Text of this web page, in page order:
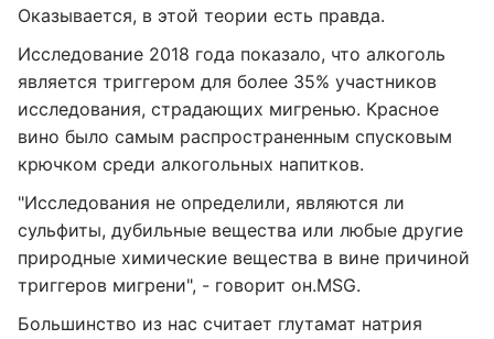
Оказывается, в этой теории есть правда.
Исследование 2018 года показало, что алкоголь
является триггером для более 35% участников
исследования, страдающих мигренью. Красное
вино было самым распространенным спусковым
крючком среди алкогольных напитков.
"Исследования не определили, являются ли
сульфиты, дубильные вещества или любые другие
природные химические вещества в вине причиной
триггеров мигрени", - говорит он.MSG.
Большинство из нас считает глутамат натрия